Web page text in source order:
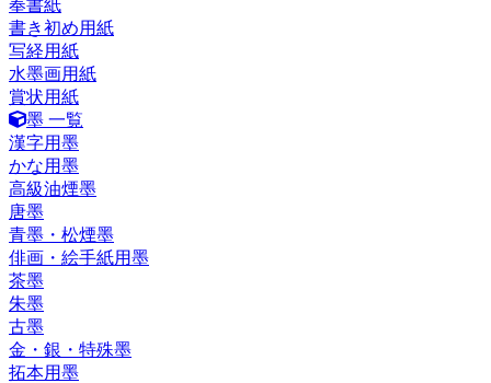
奉書紙
書き初め用紙
写経用紙
水墨画用紙
賞状用紙
墨 一覧
漢字用墨
かな用墨
高級油煙墨
唐墨
青墨・松煙墨
俳画・絵手紙用墨
茶墨
朱墨
古墨
金・銀・特殊墨
拓本用墨